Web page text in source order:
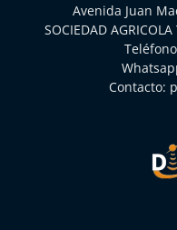
Avenida Juan
SOCIEDAD
Contacto: